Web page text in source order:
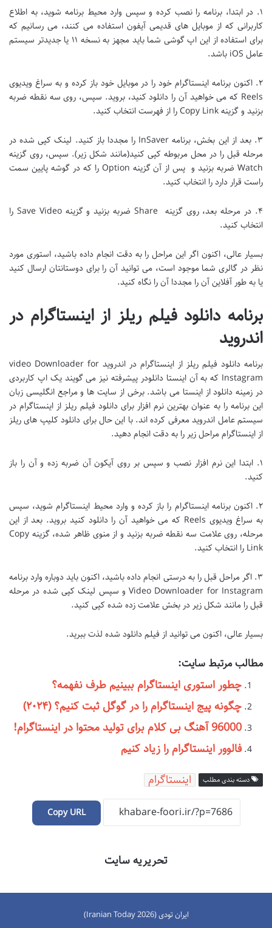
۱. در ابتدا، برنامه را نصب کرده و سپس وارد محیط برنامه شوید، به اطلاع
کاربرانی که از موبایل های قدیمی آیفون استفاده می کنند، می رسانیم که
برای استفاده از این اپ گوشی شما باید مجهز به نسخه ۱۱ یا جدیدتر سیستم
عامل iOS باشد.
۲. اکنون برنامه اینستاگرام خود را در موبایل خود باز کرده و به سراغ ویدیوی
Reels که می خواهید آن را دانلود کنید، بروید. سپس، روی سه نقطه ضربه
بزنید و گزینه Copy Link را از فهرست انتخاب کنید.
۳. بعد از این بخش، برنامه InSaver را مجددا باز کنید. لینک کپی شده در
مرحله قبل را در محل مربوطه کپی کنید(مانند شکل زیر). سپس، روی گزینه
Watch ضربه بزنید و پس از آن گزینه Option را که در گوشه پایین سمت
راست قرار دارد را انتخاب کنید.
۴. در مرحله بعد، روی گزینه Share ضربه بزنید و گزینه Save Video را
انتخاب کنید.
بسیار عالی، اکنون اگر این مراحل را به دقت انجام داده باشید، استوری مورد
نظر در گالری شما موجود است، می توانید آن را برای دوستانتان ارسال کنید
یا به طور آفلاین آن را مجددا آن را نگاه کنید.
برنامه دانلود فیلم ریلز از اینستاگرام در
اندروید
برنامه دانلود فیلم ریلز از اینستاگرام در اندروید video Downloader for
Instagram که به آن اینستا دانلودر پیشرفته نیز می گویند یک اپ کاربردی
در زمینه دانلود از اینستا می باشد. برخی از سایت ها و مراجع انگلیسی زبان
این برنامه را به عنوان بهترین نرم افزار برای دانلود فیلم ریلز از اینستاگرام در
سیستم عامل اندروید معرفی کرده اند. با این حال برای دانلود کلیپ های ریلز
از اینستاگرام مراحل زیر را به دقت انجام دهید.
۱. ابتدا این نرم افزار نصب و سپس بر روی آیکون آن ضربه زده و آن را باز
کنید.
۲. اکنون برنامه اینستاگرام را باز کرده و وارد محیط اینستاگرام شوید، سپس
به سراغ ویدیوی Reels که می خواهید آن را دانلود کنید بروید. بعد از این
مرحله، روی علامت سه نقطه ضربه بزنید و از منوی ظاهر شده، گزینه Copy
Link را انتخاب کنید.
۳. اگر مراحل قبل را به درستی انجام داده باشید، اکنون باید دوباره وارد برنامه
Video Downloader for Instagram و سپس لینک کپی شده در مرحله
قبل را مانند شکل زیر در بخش علامت زده شده کپی کنید.
بسیار عالی، اکنون می توانید از فیلم دانلود شده لذت ببرید.
مطالب مرتبط سایت:
چطور استوری اینستاگرام ببینیم طرف نفهمه؟
چگونه پیج اینستاگرام را در گوگل ثبت کنیم؟ (۲۰۲۴)
96000 آهنگ بی کلام برای تولید محتوا در اینستاگرام!
فالوور اینستاگرام را زیاد کنیم
دسته بندی مطلب اینستاگرام
Copy URL
تحریریه سایت
ایران تودی (Iranian Today 2026)